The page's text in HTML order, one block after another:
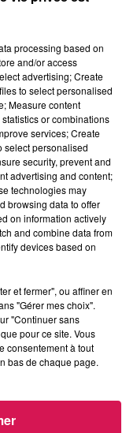
3 min 30 sec
du 10 au 12
l'attente de cette
l'ancrage
processing based on
and/or access
advertising; Create
to select personalised
Measure content
or combinations
services; Create
select personalised
security, prevent and
advertising and content;
technologies may
browsing data to offer
on information actively
and combine data from
devices based on
et fermer", ou affiner en
"Gérer mes choix".
"Continuer sans
pour ce site. Vous
consentement à tout
bas de chaque page.